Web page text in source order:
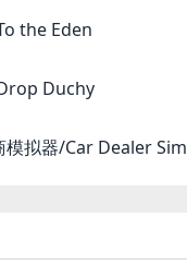
the Eden
Duchy
模拟器/Car Dealer